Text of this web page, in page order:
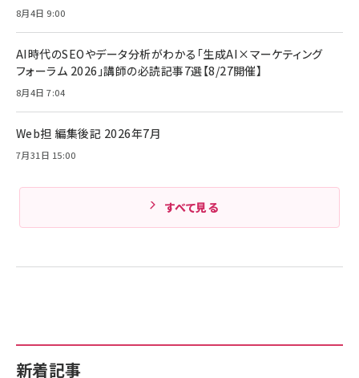
Amazonランキングをもっと見る
Anker PowerLine III Flow USB-C & USB-C
ケーブル Anker絡まないケーブル 240W 結束バン
ド付き USB PD対応 シリコン素材採用 iPhone
17 / 16 / 15 / Galaxy iPad Pro MacBook
Amazonランキングをもっと見る
キャンペーン】
￥4,857
新着記事
8月4日 9:00
AI時代のSEOやデータ分析がわかる「生成AI×マーケティング
フォーラム 2026」講師の必読記事7選【8/27開催】
8月4日 7:04
Web担 編集後記 2026年7月
7月31日 15:00
すべて見る